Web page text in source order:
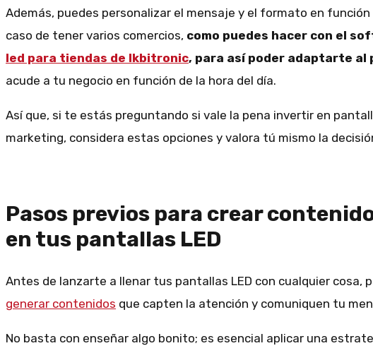
Además, puedes personalizar el mensaje y el formato en función
caso de tener varios comercios, como puedes hacer con el
led para tiendas de lkbitronic, para así poder adaptarte al
acude a tu negocio en función de la hora del día.
Así que, si te estás preguntando si vale la pena invertir en
marketing, considera estas opciones y valora tú mismo la
Pasos previos para crear
en tus pantallas LED
Antes de lanzarte a llenar tus pantallas LED con cualquier cosa,
generar contenidos que capten la atención y comuniquen tu
No basta con enseñar algo bonito; es esencial aplicar una